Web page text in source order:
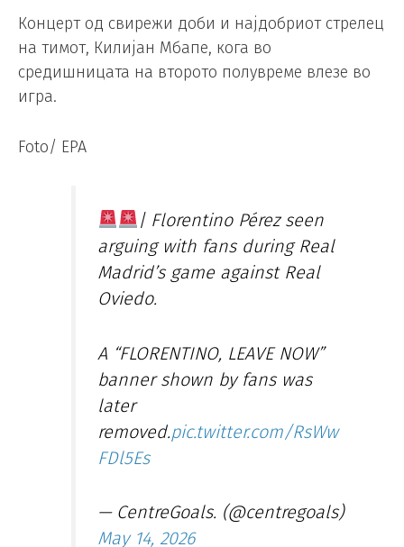
Концерт од свирежи доби и најдобриот стрелец
на тимот, Килијан Мбапе, кога во
средишницата на второто полувреме влезе во
игра.
Foto/ EPA
| Florentino Pérez seen
arguing with fans during Real
Madrid’s game against Real
Oviedo.
A “FLORENTINO, LEAVE NOW”
banner shown by fans was
later
removed.pic.twitter.com/RsWw
FDl5Es
— CentreGoals. (@centregoals)
May 14, 2026